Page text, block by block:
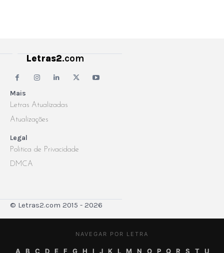
Mais
Letras Atualizadas
Atualizações
Legal
Politica de Privacidade
DMCA
Letras2.com
© Letras2.com 2015 - 2026
NAVEGAR POR LETRA
A B C D E F G H I J K L M N O P Q R S T U